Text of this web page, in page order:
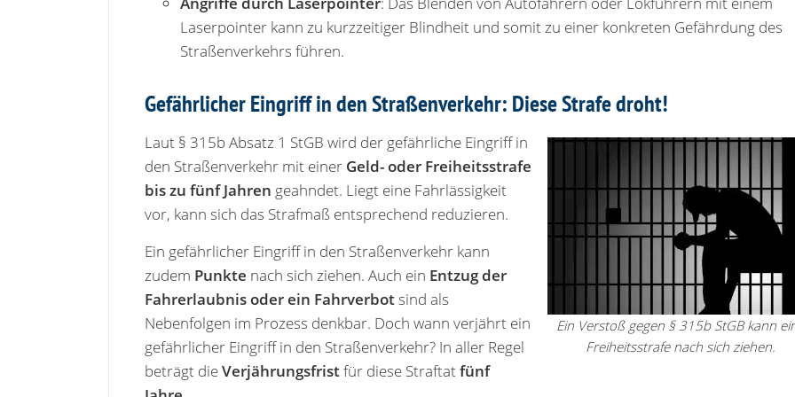
Laserpointer kann zu kurzzeitiger Blindheit und somit zu einer konkreten Gefährdung des
Straßenverkehrs führen.
Gefährlicher Eingriff in den Straßenverkehr: Diese Strafe droht!
Ein Verstoß gegen § 315b StGB kann
Freiheitsstrafe nach sich ziehen.
Laut § 315b Absatz 1 StGB wird der gefährliche Eingriff in
den Straßenverkehr mit einer Geld- oder Freiheitsstrafe
bis zu fünf Jahren geahndet. Liegt eine Fahrlässigkeit
vor, kann sich das Strafmaß entsprechend reduzieren.
Ein gefährlicher Eingriff in den Straßenverkehr kann
zudem Punkte nach sich ziehen. Auch ein Entzug der
Fahrerlaubnis oder ein Fahrverbotsind als
Nebenfolgen im Prozess denkbar. Doch wann verjährt ein
gefährlicher Eingriff in den Straßenverkehr? In aller Regel
beträgt dieVerjährungsfristfür diese Straftatfünf